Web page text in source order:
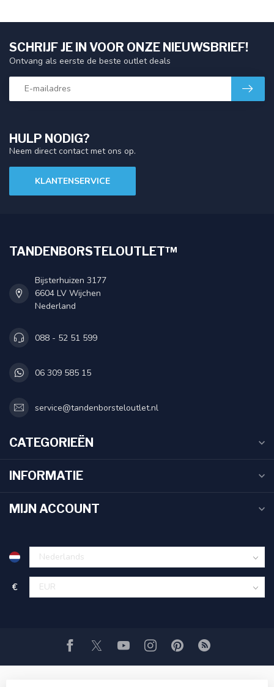
HULP NODIG?
Neem direct contact met ons op.
KLANTENSERVICE
SCHRIJF JE IN VOOR ONZE NIEUWSBRIEF!
Ontvang als eerste de beste outlet deals
TANDENBORSTELOUTLET™
Bijsterhuizen 3177
6604 LV Wijchen
Nederland
088 - 52 51 599
06 309 585 15
service@tandenborsteloutlet.nl
CATEGORIEËN
INFORMATIE
MIJN ACCOUNT
€